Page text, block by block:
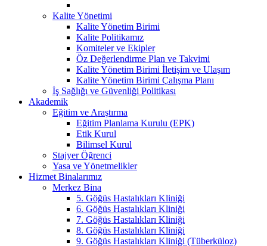
Kalite Yönetimi
Kalite Yönetim Birimi
Kalite Politikamız
Komiteler ve Ekipler
Öz Değerlendirme Plan ve Takvimi
Kalite Yönetim Birimi İletişim ve Ulaşım
Kalite Yönetim Birimi Çalışma Planı
İş Sağlığı ve Güvenliği Politikası
Akademik
Eğitim ve Araştırma
Eğitim Planlama Kurulu (EPK)
Etik Kurul
Bilimsel Kurul
Stajyer Öğrenci
Yasa ve Yönetmelikler
Hizmet Binalarımız
Merkez Bina
5. Göğüs Hastalıkları Kliniği
6. Göğüs Hastalıkları Kliniği
7. Göğüs Hastalıkları Kliniği
8. Göğüs Hastalıkları Kliniği
9. Göğüs Hastalıkları Kliniği (Tüberküloz)